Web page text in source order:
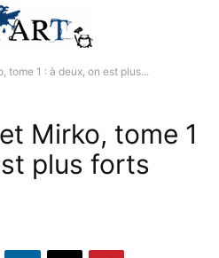
tome 1 : à deux, on est plus...
Mirko, tome 1
plus forts